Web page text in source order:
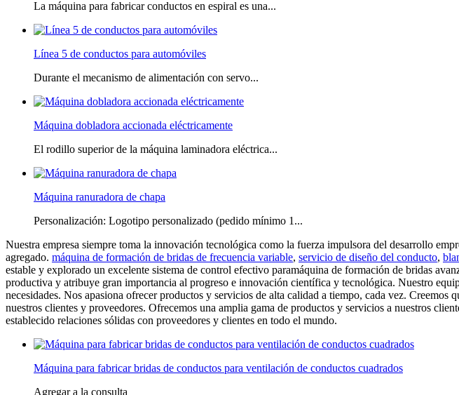
La máquina para fabricar conductos en espiral es una...
Línea 5 de conductos para automóviles
Durante el mecanismo de alimentación con servo...
Máquina dobladora accionada eléctricamente
El rodillo superior de la máquina laminadora eléctrica...
Máquina ranuradora de chapa
Personalización: Logotipo personalizado (pedido mínimo 1...
Nuestra empresa siempre toma la innovación tecnológica como la fuerza impulsora del desarrollo
agregado. máquina de formación de bridas de frecuencia variable, servicio de diseño del conducto,
estable y explorado un excelente sistema de control efectivo paramáquina de formación de bridas
productiva y atribuye gran importancia al progreso e innovación científica y tecnológica. Nuestro
necesidades. Nos apasiona ofrecer productos y servicios de alta calidad a tiempo, cada vez.
nuestros clientes y proveedores. Ofrecemos una amplia gama de productos y servicios a nuestros
establecido relaciones sólidas con proveedores y clientes en todo el mundo.
Máquina para fabricar bridas de conductos para ventilación de conductos cuadrados
Agregar a la consulta